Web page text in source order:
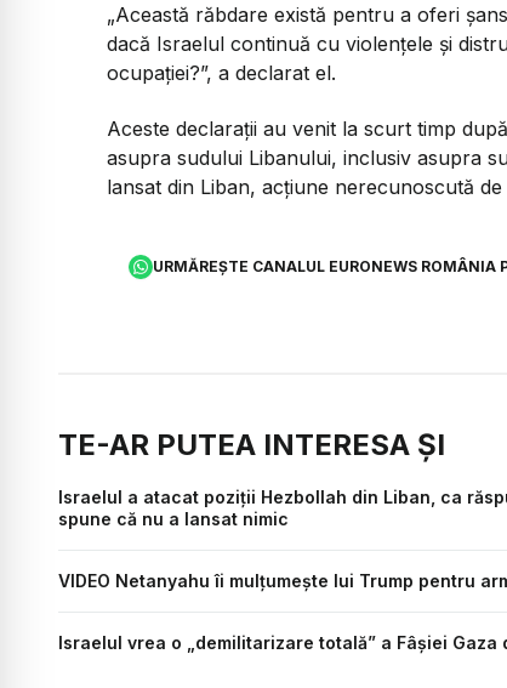
„Această răbdare există pentru a oferi
dacă Israelul continuă cu violențele și
ocupației?”, a declarat el.
Aceste declarații au venit la scurt timp
asupra sudului Libanului, inclusiv asupra
lansat din Liban, acțiune nerecunoscută
URMĂREȘTE CANALUL EURONEWS ROMÂNIA
TE-AR PUTEA INTERESA ȘI
Israelul a atacat poziții Hezbollah din Liban, ca
spune că nu a lansat nimic
VIDEO Netanyahu îi mulțumește lui Trump pentru
Israelul vrea o „demilitarizare totală” a Fâşiei